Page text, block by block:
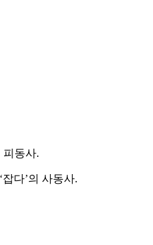
피동사.
다’의 사동사.